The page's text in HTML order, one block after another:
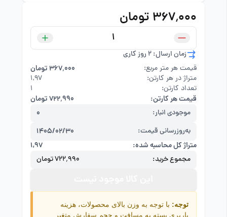
۳۶۷٬۰۰۰ تومان
زمان ارسال: 2 روز کاری
قیمت هر متر مربع:
۳۶۷٬۰۰۰ تومان
متراژ در هر کارتن:
۱,۹۷
تعداد کارتن:
1
قیمت هر کارتن: ۷۲۲٬۹۹۰ تومان
موجودی انبار: 0
به‌روزرسانی قیمت:
1405/02/30
متراژ کل محاسبه شده:
۱,۹۷
مجموع خرید: ۷۲۲٬۹۹۰ تومان
توجه: با توجه به وزن بالای محصولات، هزینه
باربری بسته به مسافت و حجم سفارش متغیر